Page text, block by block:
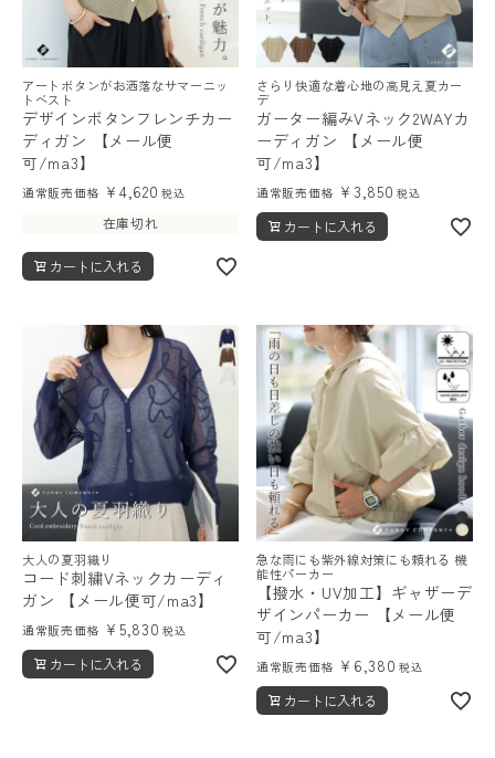
アートボタンがお洒落なサマーニッ
トベスト
デザインボタンフレンチカー
ディガン 【メール便
可/ma3】
通常販売価格 ¥ 4,620 税込
在庫切れ
カートに入れる
さらり快適な着心地の高見え夏カー
デ
ガーター編みVネック2WAYカ
ーディガン 【メール便
可/ma3】
通常販売価格 ¥ 3,850 税込
カートに入れる
大人の夏羽織り
コード刺繍Vネックカーディ
ガン 【メール便可/ma3】
通常販売価格 ¥ 5,830 税込
カートに入れる
急な雨にも紫外線対策にも頼れる 機
能性パーカー
【撥水・UV加工】ギャザーデ
ザインパーカー 【メール便
可/ma3】
通常販売価格 ¥ 6,380 税込
カートに入れる